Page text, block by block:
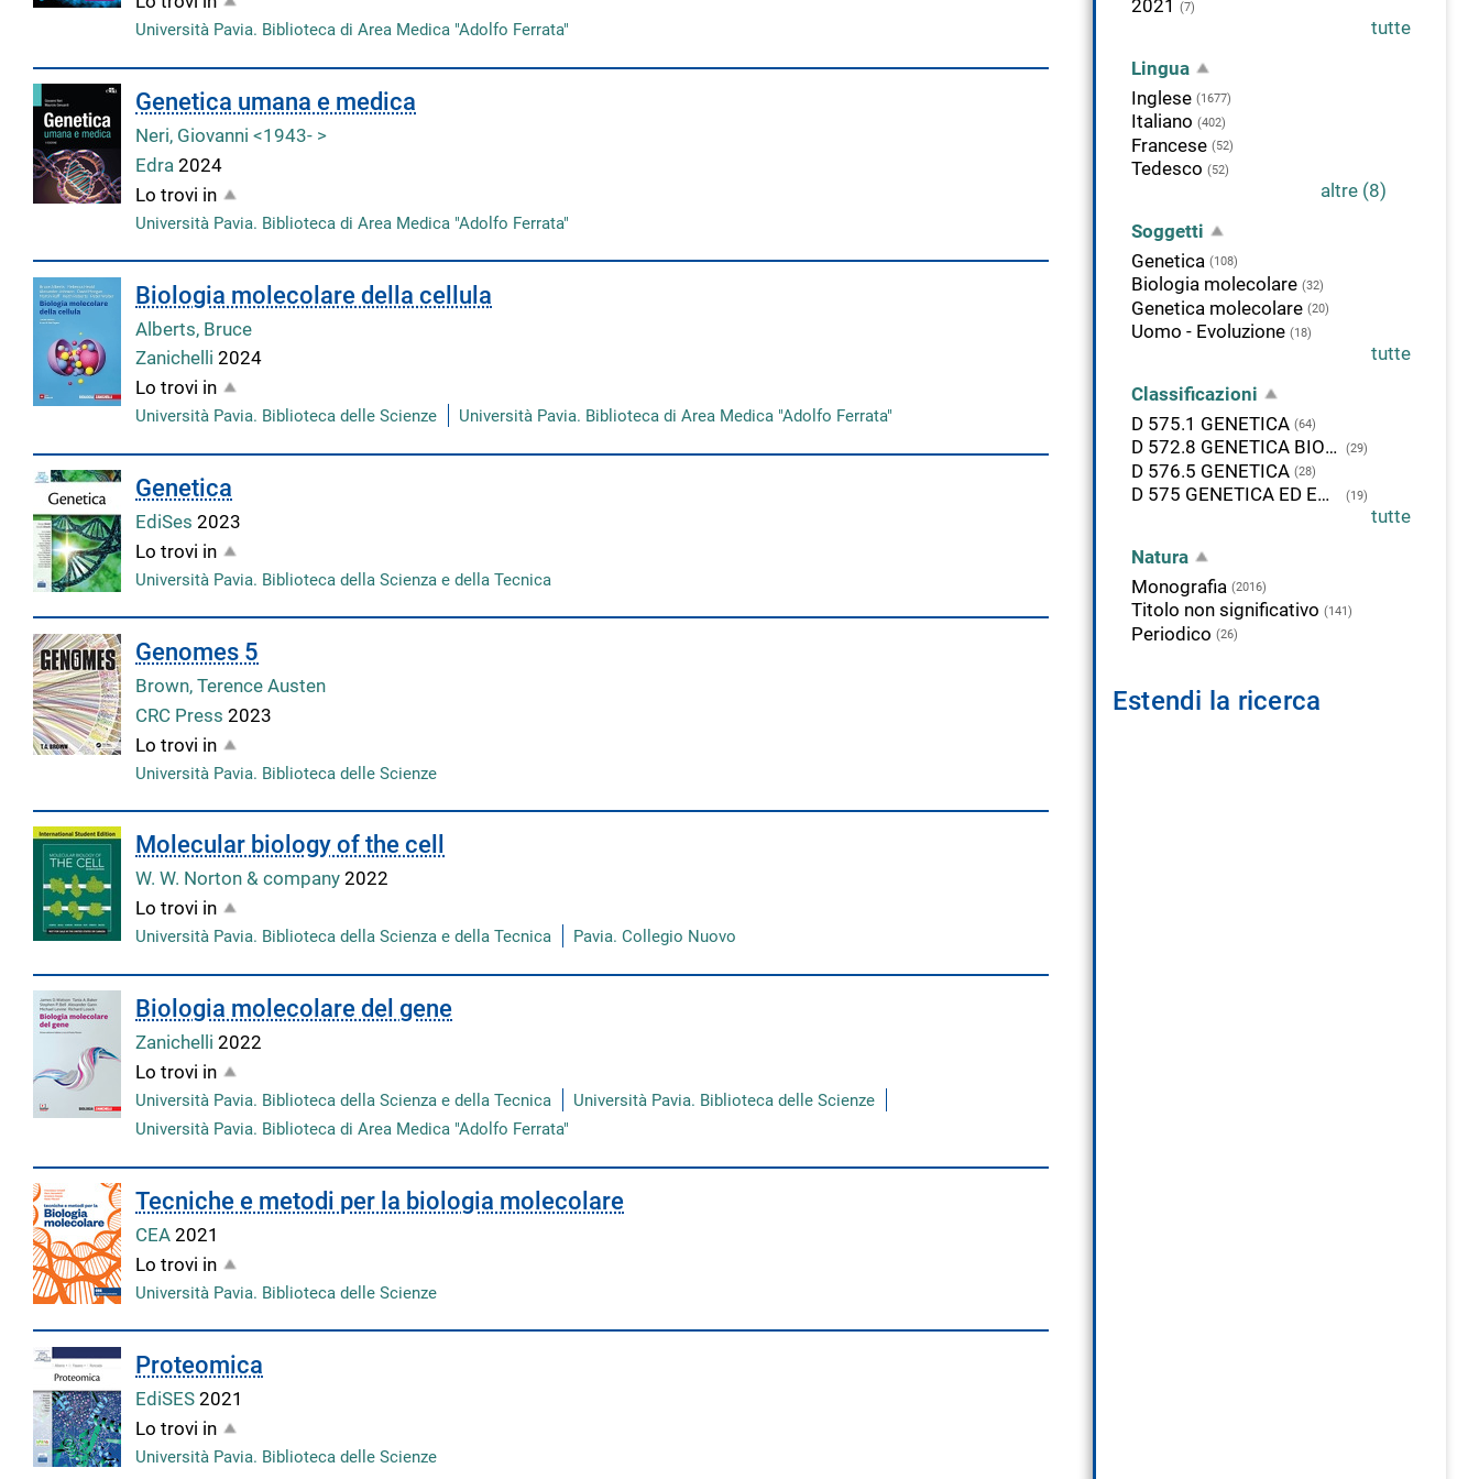
Università Pavia. Biblioteca di Area Medica "Adolfo Ferrata"
Genetica umana e medica
Neri, Giovanni <1943- >
Edra2024
Lo trovi in
Università Pavia. Biblioteca di Area Medica "Adolfo Ferrata"
Biologia molecolare della cellula
Alberts, Bruce
Zanichelli2024
Lo trovi in
Università Pavia. Biblioteca delle Scienze Università Pavia. Biblioteca di Area Medica "Adolfo Ferrata"
Genetica
EdiSes2023
Lo trovi in
Università Pavia. Biblioteca della Scienza e della Tecnica
Genomes 5
Brown, Terence Austen
CRC Press2023
Lo trovi in
Università Pavia. Biblioteca delle Scienze
Molecular biology of the cell
W. W. Norton & company2022
Lo trovi in
Università Pavia. Biblioteca della Scienza e della Tecnica Pavia. Collegio Nuovo
Biologia molecolare del gene
Zanichelli2022
Lo trovi in
Università Pavia. Biblioteca della Scienza e della Tecnica
Università Pavia. Biblioteca delle Scienze
Università Pavia. Biblioteca di Area Medica "Adolfo Ferrata"
Tecniche e metodi per la biologia molecolare
CEA2021
Lo trovi in
Università Pavia. Biblioteca delle Scienze
Proteomica
EdiSES2021
Lo trovi in
Università Pavia. Biblioteca delle Scienze
2021 (7)
tutte
Lingua
Inglese (1677)
Italiano (402)
Francese (52)
Tedesco (52)
altre (8)
Soggetti
Genetica (108)
Biologia molecolare (32)
Genetica molecolare (20)
Uomo - Evoluzione (18)
tutte
Classificazioni
D 575.1 GENETICA (64)
D 572.8 GENETICA BIOCHIMICA (29)
D 576.5 GENETICA (28)
D 575 GENETICA ED EVOLUZIONE ORGANICA (19)
tutte
Natura
Monografia (2016)
Titolo non significativo (141)
Periodico (26)
Estendi la ricerca